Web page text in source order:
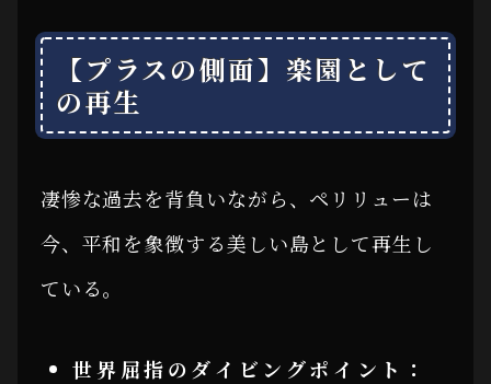
【プラスの側面】楽園として
の再生
凄惨な過去を背負いながら、ペリリューは
今、平和を象徴する美しい島として再生し
ている。
世界屈指のダイビングポイント：